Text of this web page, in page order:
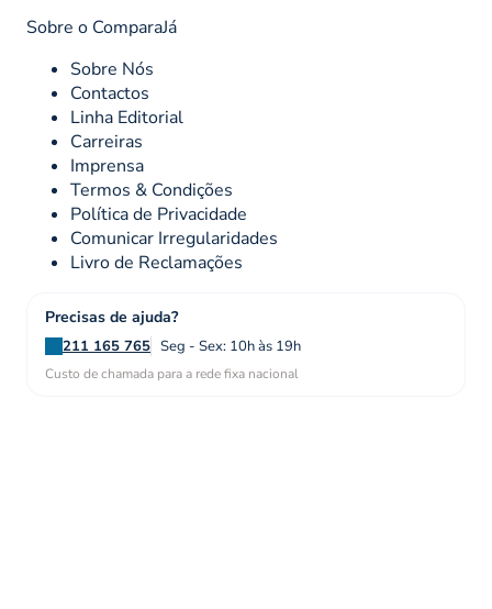
Sobre o ComparaJá
Sobre Nós
Contactos
Linha Editorial
Carreiras
Imprensa
Termos & Condições
Política de Privacidade
Comunicar Irregularidades
Livro de Reclamações
Precisas de ajuda?
211 165 765 Seg - Sex: 10h às 19h
Custo de chamada para a rede fixa nacional